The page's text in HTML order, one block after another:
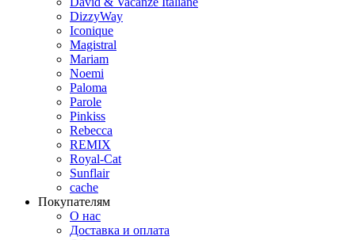
DizzyWay
Iconique
Magistral
Mariam
Noemi
Paloma
Parole
Pinkiss
Rebecca
REMIX
Royal-Cat
Sunflair
cache
Покупателям
О нас
Доставка и оплата